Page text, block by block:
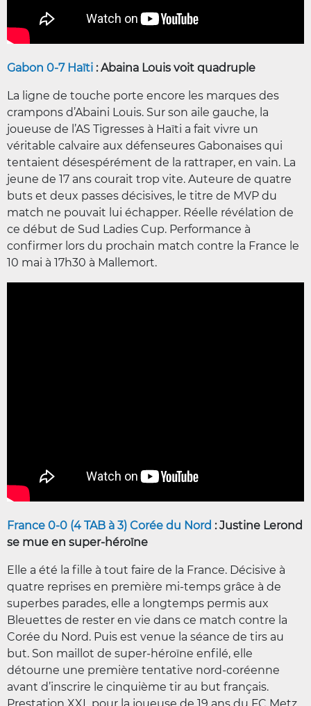
Gabon 0-7 Haïti : Abaina Louis voit quadruple
La ligne de touche porte encore les marques des
crampons d’Abaini Louis. Sur son aile gauche, la
joueuse de l’AS Tigresses à Haïti a fait vivre un
véritable calvaire aux défenseures Gabonaises qui
tentaient désespérément de la rattraper, en vain. La
jeune de 17 ans courait trop vite. Auteure de quatre
buts et deux passes décisives, le titre de MVP du
match ne pouvait lui échapper. Réelle révélation de
ce début de Sud Ladies Cup. Performance à
confirmer lors du prochain match contre la France le
10 mai à 17h30 à Mallemort.
France 0-0 (4 TAB à 3) Corée du Nord : Justine Lerond
se mue en super-héroïne
Elle a été la fille à tout faire de la France. Décisive à
quatre reprises en première mi-temps grâce à de
superbes parades, elle a longtemps permis aux
Bleuettes de rester en vie dans ce match contre la
Corée du Nord. Puis est venue la séance de tirs au
but. Son maillot de super-héroïne enfilé, elle
détourne une première tentative nord-coréenne
avant d’inscrire le cinquième tir au but français.